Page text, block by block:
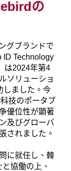
の
グブランドで
ID Technology
は2024年第4
ソリューショ
しました。今
技のポータブ
優位性が顕著
及びグローバ
されました。
に就任し、韓
協働の上、